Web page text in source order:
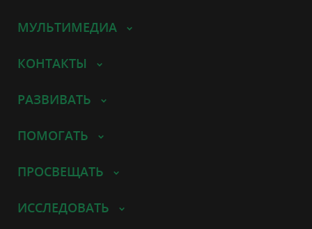
МУЛЬТИМЕДИА
КОНТАКТЫ
РАЗВИВАТЬ
ПОМОГАТЬ
ПРОСВЕЩАТЬ
ИССЛЕДОВАТЬ